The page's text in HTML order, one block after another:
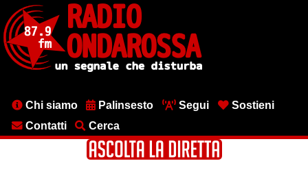
contenuto
principale
MenuChi siamo Palinsesto Segui
Sostieni
Contatti
Cerca